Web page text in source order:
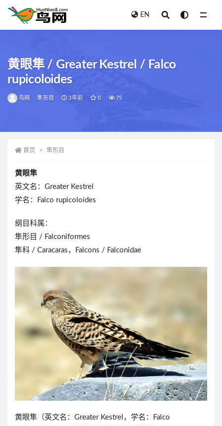
EN
黄眼隼 / Greater Kestrel / Falco
rupicoloides
鸟网 隼形目 3年前 0 75
首页 隼形目
黄眼隼
英文名：Greater Kestrel
学名：Falco rupicoloides
纲目科属：
隼形目 / Falconiformes
隼科 / Caracaras，Falcons / Falconidae
黄眼隼（英文名：Greater Kestrel，学名：Falco